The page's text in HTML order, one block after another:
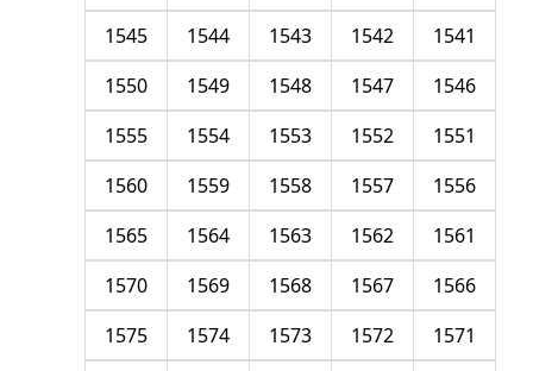
1541
1542
1543
1544
1545
1546
1547
1548
1549
1550
1551
1552
1553
1554
1555
1556
1557
1558
1559
1560
1561
1562
1563
1564
1565
1566
1567
1568
1569
1570
1571
1572
1573
1574
1575